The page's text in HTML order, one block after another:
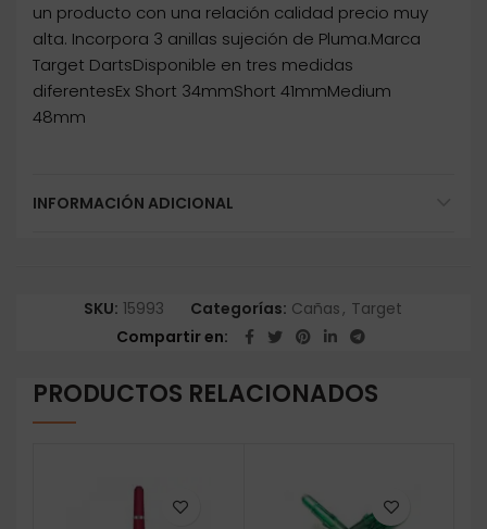
un producto con una relación calidad precio muy
alta. Incorpora 3 anillas sujeción de Pluma.Marca
Target DartsDisponible en tres medidas
diferentesEx Short 34mmShort 41mmMedium
48mm
INFORMACIÓN ADICIONAL
SKU: 15993 Categorías: Cañas, Target
Compartir en
PRODUCTOS RELACIONADOS